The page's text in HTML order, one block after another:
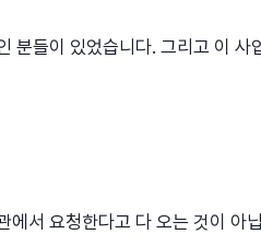
분들이 있었습니다. 그리고 이 사
에서 요청한다고 다 오는 것이 아